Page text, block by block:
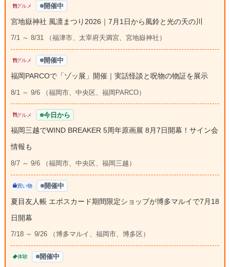
グルメ 開催中
宮地嶽神社 風凛まつり2026｜7月1日から風鈴と光の天の川
7/1 ～ 8/31 （福津市、太宰府天満宮、宮地嶽神社）
グルメ 開催中
福岡PARCOで「ゾッ展」開催｜実話怪談と呪物の物証を展示
8/1 ～ 9/6 （福岡市、中央区、福岡PARCO）
グルメ 今日から
福岡三越でWIND BREAKER 5周年原画展 8月7日開幕！サイン会
情報も
8/7 ～ 9/6 （福岡市、中央区、福岡三越）
買い物 開催中
夏目友人帳 エポスカード期間限定ショップが博多マルイで7月18
日開幕
7/18 ～ 9/26 （博多マルイ、福岡市、博多区）
体験 開催中